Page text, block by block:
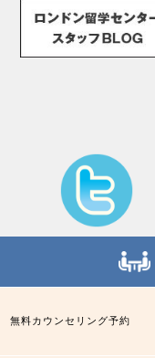
無料カウンセリング予約